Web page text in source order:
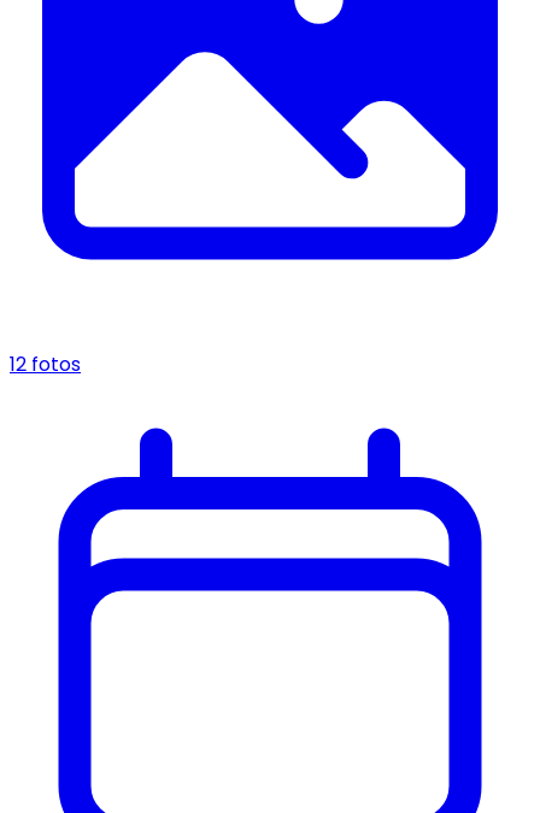
12 fotos